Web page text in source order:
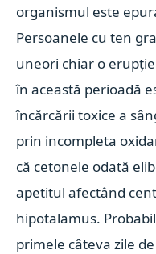
organismul este
Persoanele cu ten
uneori chiar o
în această perioadă
încărcării toxice a
prin incompleta
că cetonele odată
apetitul afectând
hipotalamus.
primele câteva zile